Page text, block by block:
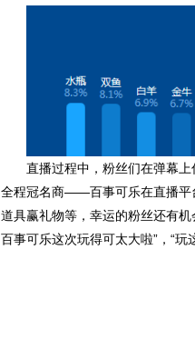
直播过程中，粉丝们在弹幕上
全程冠名商——百事可乐在直播平
道具赢礼物等，幸运的粉丝还有
百事可乐这次玩得可太大啦”，“玩